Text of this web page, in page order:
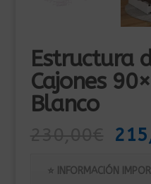
Estructura
Cajones
Blanco
El
⭐ INFORMACIÓN